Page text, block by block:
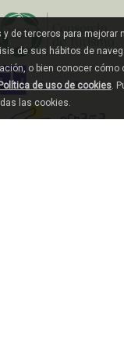
de terceros para mejorar
de sus hábitos de
o bien conocer cómo
Política de uso de cookies.
las cookies.